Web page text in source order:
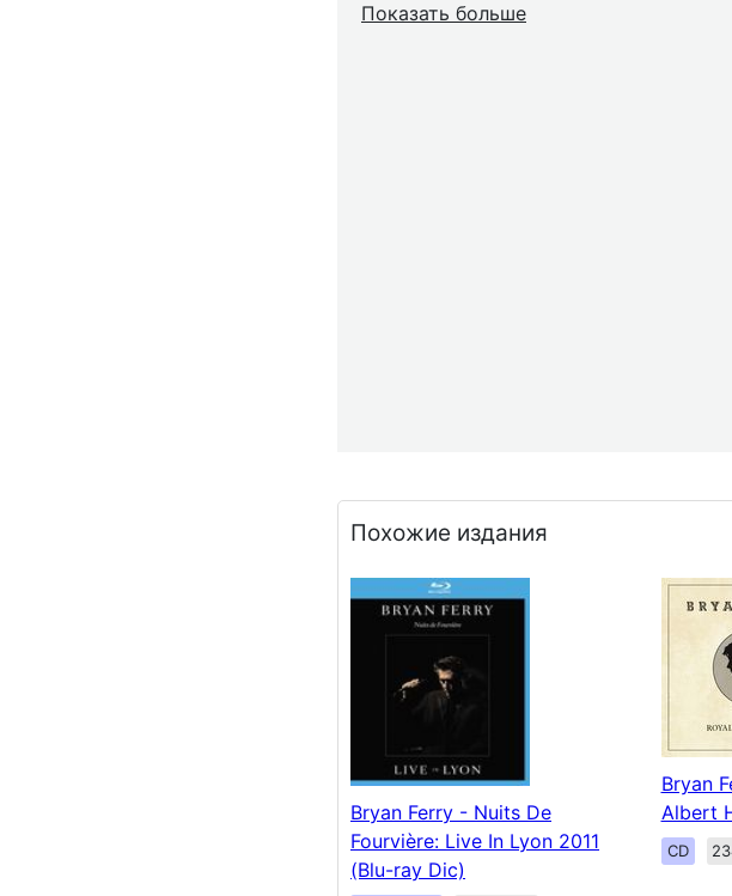
Показать больше
Похожие издания
Bryan Ferry - Nuits De
Fourvière: Live In Lyon 2011
(Blu-ray Dic)
Bryan
Albert
CD